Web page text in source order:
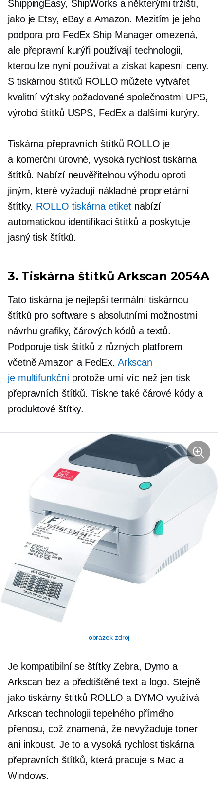
ShippingEasy, ShipWorks a některými tržišti,
jako je Etsy, eBay a Amazon. Mezitím je jeho
podpora pro FedEx Ship Manager omezená,
ale přepravní kurýři používají technologii,
kterou lze nyní používat a získat kapesníceny.
S tiskárnou štítků ROLLO můžete vytvářet
kvalitní výtisky požadované společnostmi UPS,
výrobci štítků USPS, FedEx a dalšími kurýry.
Tiskárna přepravních štítků ROLLO je
a komerční úrovně, vysoká rychlosttiskárna
štítků. Nabízí neuvěřitelnou výhodu oproti
jiným, které vyžadují nákladné proprietární
štítky. ROLLO tiskárna etiket nabízí
automatickou identifikaci štítků a poskytuje
jasný tisk štítků.
3. Tiskárna štítků Arkscan 2054A
Tato tiskárna je nejlepší termální tiskárnou
štítků pro software s absolutními možnostmi
návrhu grafiky, čárových kódů a textů.
Podporuje tisk štítků z různých platforem
včetně Amazon a FedEx. Arkscan
je multifunkčníprotože umí víc než jen tisk
přepravních štítků. Tiskne také čárové kódy a
produktové štítky.
obrázek zdroj
Je kompatibilní se štítky Zebra, Dymo a
Arkscan bez a předtištěnétext a logo. Stejně
jako tiskárny štítků ROLLO a DYMO využívá
Arkscan technologii tepelného přímého
přenosu, což znamená, že nevyžaduje toner
ani inkoust. Je to a vysoká rychlosttiskárna
přepravních štítků, která pracuje s Mac a
Windows.